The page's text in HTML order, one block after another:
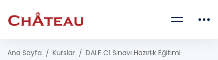
Ana Sayfa Kurslar
DALF C1 Sınavı Hazırlık Eğitimi